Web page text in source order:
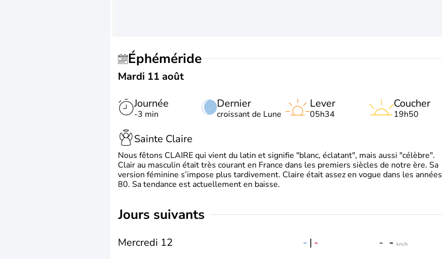
Éphéméride
Mardi 11 août
Journée
-3 min
Dernier
croissant de Lune
Lever
05h34
Coucher
19h50
Sainte Claire
Nous fêtons CLAIRE qui vient du latin et signifie "blanc, éclatant", mais aussi "célèbre".
Clair au masculin était très courant en France dans les premiers siècles de notre ère. Sa
version féminine s’impose plus tardivement. Claire était assez en vogue dans les années
80. Sa tendance est actuellement en baisse.
jours suivants
Mercredi 12 - | - - - km/h